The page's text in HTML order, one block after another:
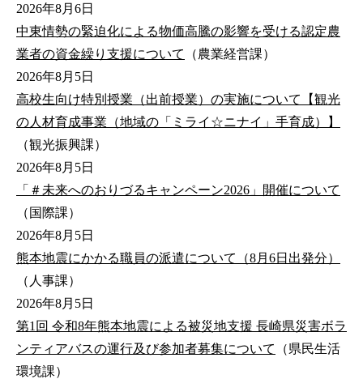
2026年8月6日
中東情勢の緊迫化による物価高騰の影響を受ける認定農
業者の資金繰り支援について
（農業経営課）
2026年8月5日
高校生向け特別授業（出前授業）の実施について【観光
の人材育成事業（地域の「ミライ☆ニナイ」手育成）】
（観光振興課）
2026年8月5日
「＃未来へのおりづるキャンペーン2026」開催について
（国際課）
2026年8月5日
熊本地震にかかる職員の派遣について（8月6日出発分）
（人事課）
2026年8月5日
第1回 令和8年熊本地震による被災地支援 長崎県災害ボラ
ンティアバスの運行及び参加者募集について
（県民生活
環境課）